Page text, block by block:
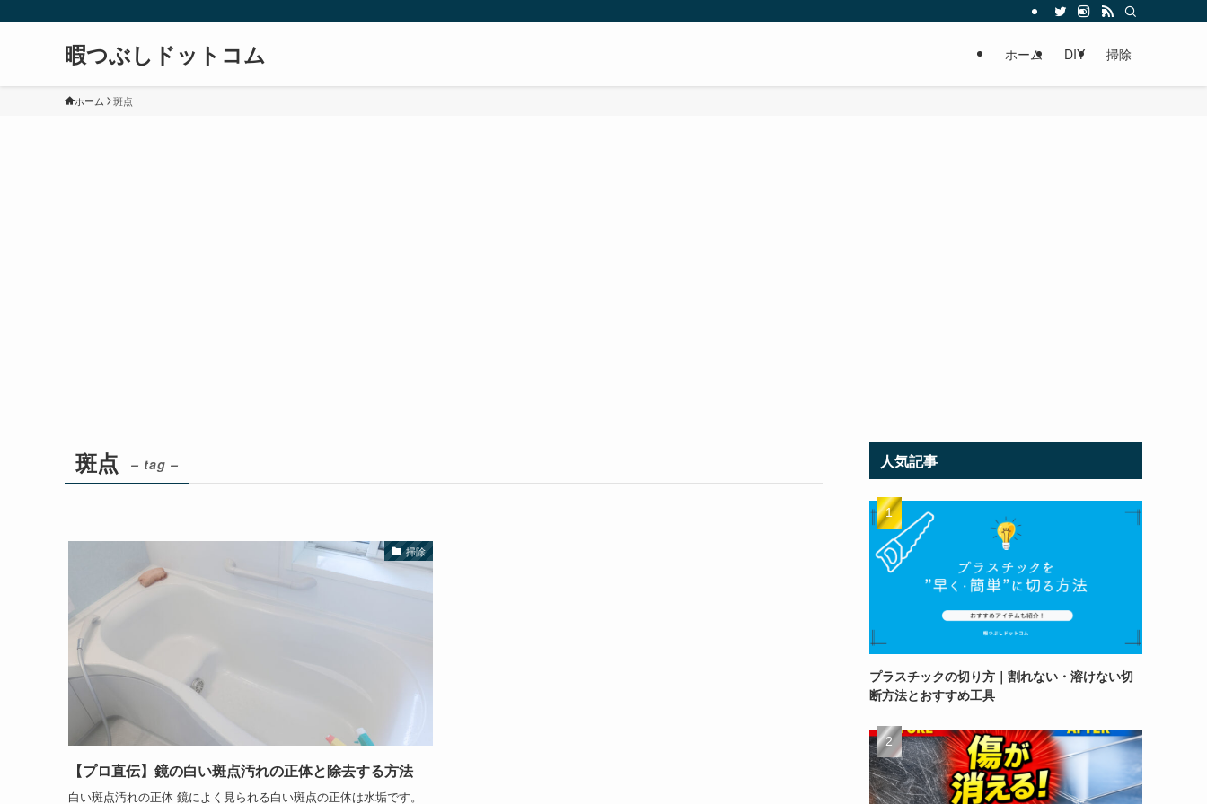
暇つぶしドットコム ホーム DIY 掃除
ホーム 斑点
斑点 – tag –
掃除
【プロ直伝】鏡の白い斑点汚れの正体と除去する方法
白い斑点汚れの正体 鏡によく見られる白い斑点の正体は水垢です。
人気記事
プラスチックの切り方｜割れない・溶けない切
断方法とおすすめ工具